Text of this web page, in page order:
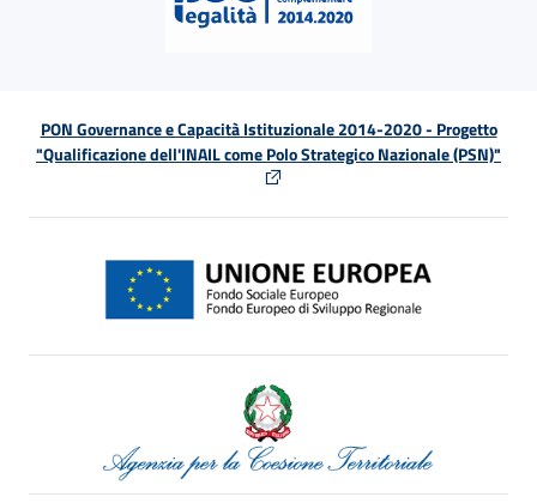
PON Governance e Capacità Istituzionale 2014-2020 - Progetto
"Qualificazione dell'INAIL come Polo Strategico Nazionale (PSN)"